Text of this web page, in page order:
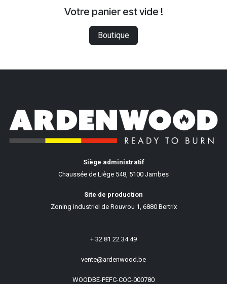
Votre panier est vide !
Boutique
Siège administratif
Chaussée de Liège 548, 5100 Jambes
Site de production
Zoning industriel de Rouvrou 1, 6880 Bertrix
+ 32 81 22 34 49
vente@ardenwood.be
WOODBE-PEFC-COC-000780